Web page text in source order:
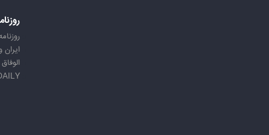
الوفاق